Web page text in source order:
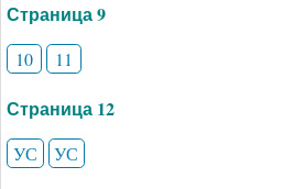
Страница 9
10 11
Страница 12
УС УС